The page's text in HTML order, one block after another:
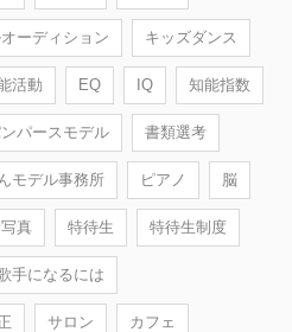
ーディション キッズダンス
活動 EQ IQ 知能指数
パースモデル 書類選考
モデル事務所 ピアノ 脳
真 特待生 特待生制度
手になるには
サロン カフェ